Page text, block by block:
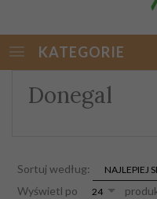
KATEGORIE
Donegal
Sortuj według: sortNAJLEPIEJ
Wyświetl po pop24